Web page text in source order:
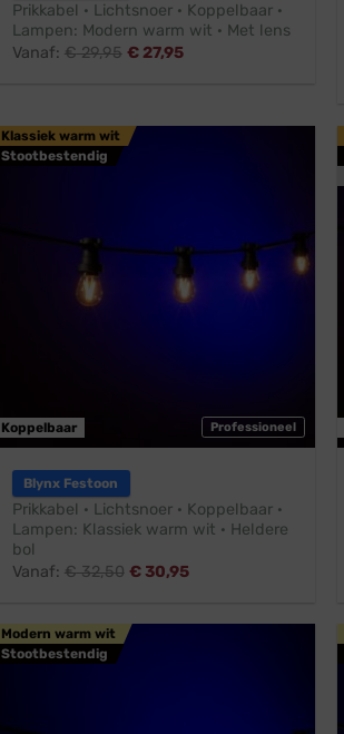
Prikkabel · Lichtsnoer · Koppelbaar ·
Lampen: Modern warm wit · Met lens
Vanaf: €29,95 € 27,95
Professioneel
Klassiek warm wit
Stootbestendig
Koppelbaar
Blynx Festoon
Prikkabel · Lichtsnoer · Koppelbaar ·
Lampen: Klassiek warm wit · Heldere
bol
Vanaf: €32,50 €30,95
Modern warm wit
Stootbestendig